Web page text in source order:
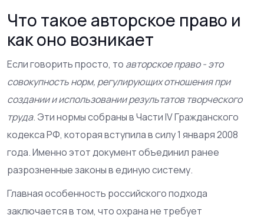
Что такое авторское право и
как оно возникает
Если говорить просто, то авторское право - это
совокупность норм, регулирующих отношения при
создании и использовании результатов творческого
труда. Эти нормы собраны в Части IV Гражданского
кодекса РФ, которая вступила в силу 1 января 2008
года. Именно этот документ объединил ранее
разрозненные законы в единую систему.
Главная особенность российского подхода
заключается в том, что охрана не требует